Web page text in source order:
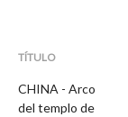
TÍTULO
CHINA - Arco
del templo de